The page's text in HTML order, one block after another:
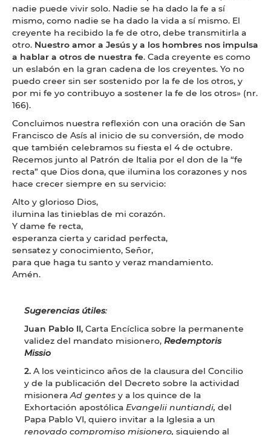
nadie puede vivir solo. Nadie se ha dado la fe a sí
mismo, como nadie se ha dado la vida a sí mismo. El
creyente ha recibido la fe de otro, debe transmitirla a
otro. Nuestro amor a Jesús y a los hombres nos impulsa
a hablar a otros de nuestra fe. Cada creyente es como
un eslabón en la gran cadena de los creyentes. Yo no
puedo creer sin ser sostenido por la fe de los otros, y
por mi fe yo contribuyo a sostener la fe de los otros» (nr.
166).
Concluimos nuestra reflexión con una oración de San
Francisco de Asís al inicio de su conversión, de modo
que también celebramos su fiesta el 4 de octubre.
Recemos junto al Patrón de Italia por el don de la “fe
recta” que Dios dona, que ilumina los corazones y nos
hace crecer siempre en su servicio:
Alto y glorioso Dios,
ilumina las tinieblas de mi corazón.
Y dame fe recta,
esperanza cierta y caridad perfecta,
sensatez y conocimiento, Señor,
para que haga tu santo y veraz mandamiento.
Amén.
Sugerencias útiles:
Juan Pablo II, Carta Encíclica sobre la permanente
validez del mandato misionero, Redemptoris
Missio
2. A los veinticinco años de la clausura del Concilio
y de la publicación del Decreto sobre la actividad
misioneraAd gentes y a los quince de la
Exhortación apostólica Evangelii nuntiandi, del
Papa Pablo VI, quiero invitar a la Iglesia a un
renovado compromiso misionero, siguiendo al